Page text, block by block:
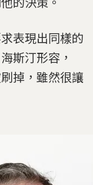
表現出同樣的
斯汀形容，
掉，雖然很讓